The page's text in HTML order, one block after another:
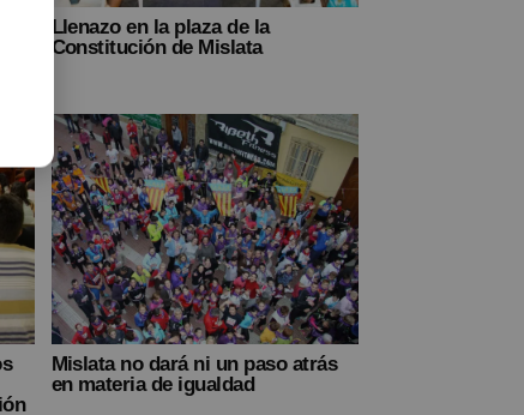
Llenazo en la plaza de la
Constitución de Mislata
Mislata no dará ni un paso atrás
en materia de igualdad